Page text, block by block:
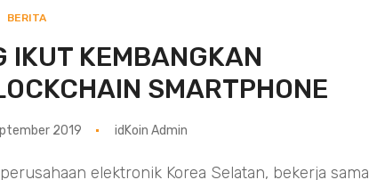
BERITA
IKUT KEMBANGKAN
SMARTPHONE
2019 idKoin Admin
perusahaan elektronik Korea Selatan, bekerja sama